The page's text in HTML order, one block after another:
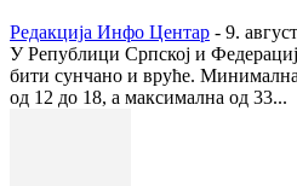
Редакција Инфо Центар - 9.
У Републици Српској и
бити сунчано и вруће.
од 12 до 18, а максимална од 33...